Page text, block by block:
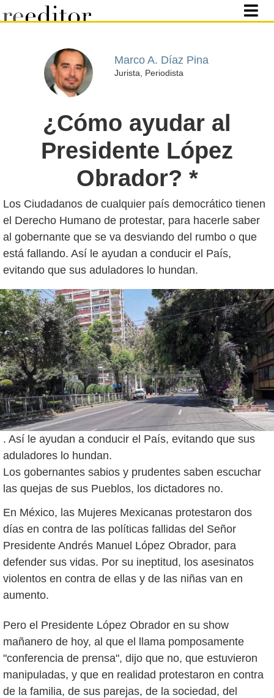
Marco A. Díaz Pina
Jurista, Periodista
¿Cómo ayudar al
Presidente López
Obrador? *
Los Ciudadanos de cualquier país democrático tienen
el Derecho Humano de protestar, para hacerle saber
al gobernante que se va desviando del rumbo o que
está fallando. Así le ayudan a conducir el País,
. Así le ayudan a conducir el País, evitando que sus
aduladores lo hundan.
Los gobernantes sabios y prudentes saben escuchar
las quejas de sus Pueblos, los dictadores no.
En México, las Mujeres Mexicanas protestaron dos
días en contra de las políticas fallidas del Señor
Presidente Andrés Manuel López Obrador, para
defender sus vidas. Por su ineptitud, los asesinatos
violentos en contra de ellas y de las niñas van en
aumento.
Pero el Presidente López Obrador en su show
mañanero de hoy, al que el llama pomposamente
"conferencia de prensa", dijo que no, que estuvieron
manipuladas, y que en realidad protestaron en contra
de la familia, de sus parejas, de la sociedad, del